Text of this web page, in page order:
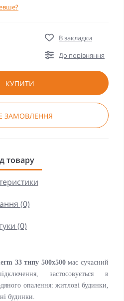
В закладки
До порівняння
КУПИТИ
ЗАМОВЛЕННЯ
товару
(0)
(0)
33 типу 500x500має сучасний
застосовується в
опалення: житлові будинки,
будинки.